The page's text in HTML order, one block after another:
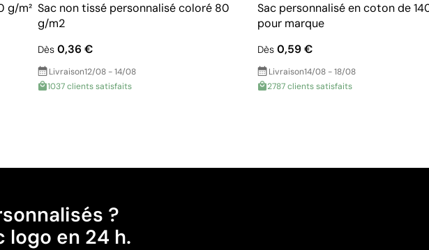
g/m² Sac non tissé personnalisé coloré 80
g/m2
Dès0,36 €
Livraison12/08 - 14/08
1037 clients satisfaits
Sac personnalisé en coton de
pour marque
Dès0,59 €
Livraison14/08 - 18/08
2787 clients satisfaits
?
en 24 h.